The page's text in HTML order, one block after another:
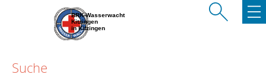
BRK-Wasserwacht
Kitzingen
in Kitzingen
Suche